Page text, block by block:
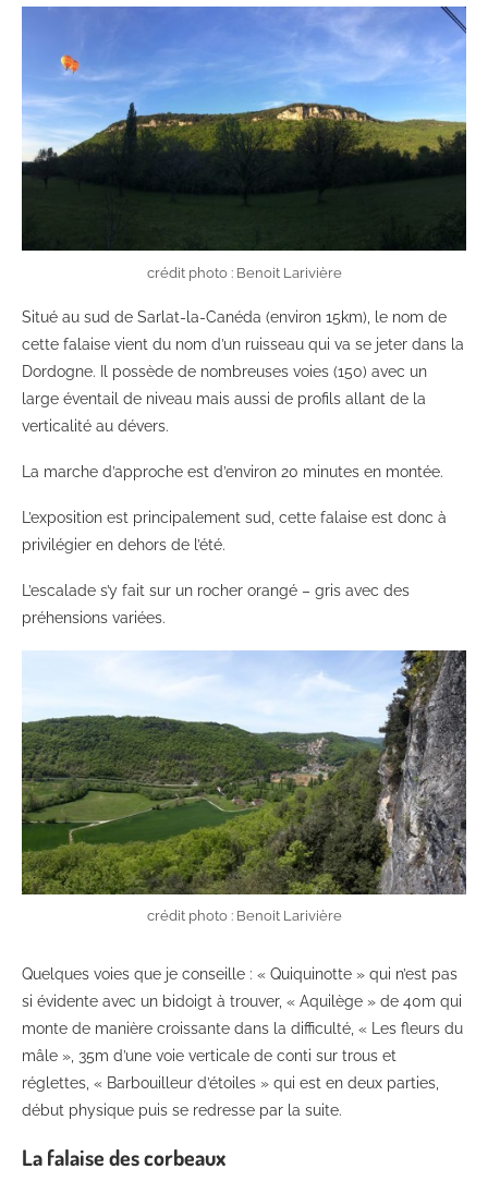
crédit photo : Benoit Larivière
Situé au sud de Sarlat-la-Canéda (environ 15km), le nom de
cette falaise vient du nom d’un ruisseau qui va se jeter dans la
Dordogne. Il possède de nombreuses voies (150) avec un
large éventail de niveau mais aussi de profils allant de la
verticalité au dévers.
La marche d’approche est d’environ 20 minutes en montée.
L’exposition est principalement sud, cette falaise est donc à
privilégier en dehors de l’été.
L’escalade s’y fait sur un rocher orangé – gris avec des
préhensions variées.
crédit photo : Benoit Larivière
Quelques voies que je conseille : « Quiquinotte » qui n’est pas
si évidente avec un bidoigt à trouver, « Aquilège » de 40m qui
monte de manière croissante dans la difficulté, « Les fleurs du
mâle », 35m d’une voie verticale de conti sur trous et
réglettes, « Barbouilleur d’étoiles » qui est en deux parties,
début physique puis se redresse par la suite.
La falaise des corbeaux